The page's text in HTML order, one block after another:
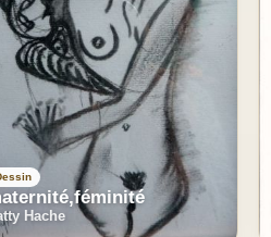
Hache